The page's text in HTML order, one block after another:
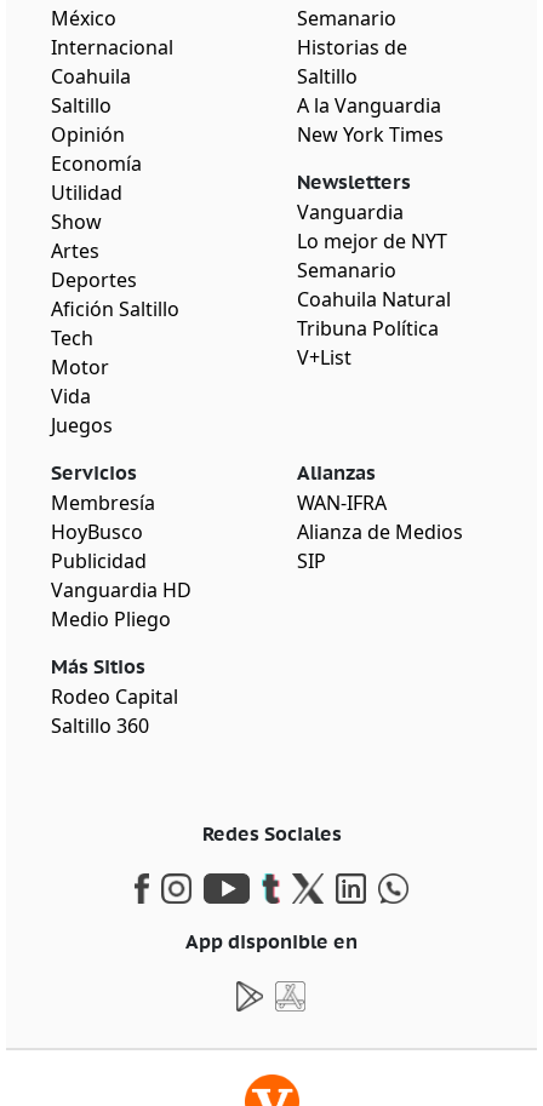
México
Internacional
Coahuila
Saltillo
Opinión
Economía
Utilidad
Show
Artes
Deportes
Afición Saltillo
Tech
Motor
Vida
Juegos
Semanario
Historias de
Saltillo
A la Vanguardia
New York Times
Newsletters
Vanguardia
Lo mejor de NYT
Semanario
Coahuila Natural
Tribuna Política
V+List
Servicios
Membresía
HoyBusco
Publicidad
Vanguardia HD
Medio Pliego
Más Sitios
Rodeo Capital
Saltillo 360
Alianzas
WAN-IFRA
Alianza de Medios
SIP
Redes Sociales
App disponible en